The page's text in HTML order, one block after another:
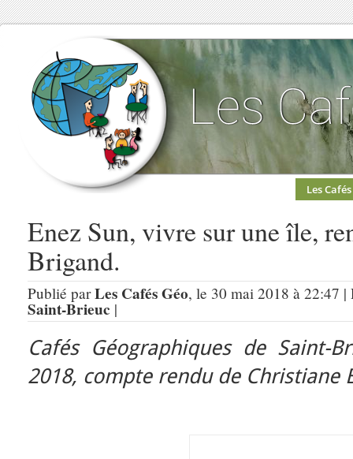
Les Cafés
Enez Sun, vivre sur une île,
Brigand.
Publié parLes Cafés Géo, le 30 mai 2018 à 22:47
Saint-Brieuc |
Cafés Géographiques de Saint-
2018, compte rendu de Christiane